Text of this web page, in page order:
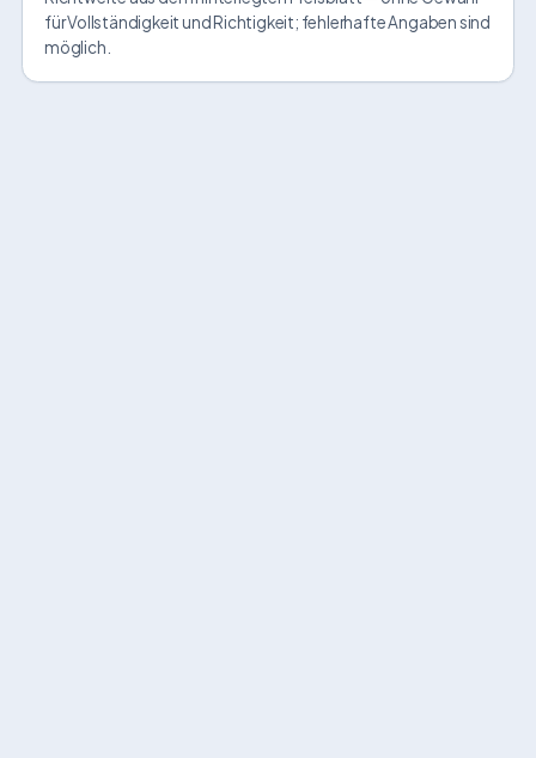
für Vollständigkeit und Richtigkeit; fehlerhafte Angaben sind
möglich.